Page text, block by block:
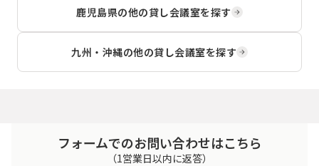
鹿児島県の他の貸し会議室を探す
九州・沖縄の他の貸し会議室を探す
フォームでのお問い合わせはこちら
（1営業日以内に返答）